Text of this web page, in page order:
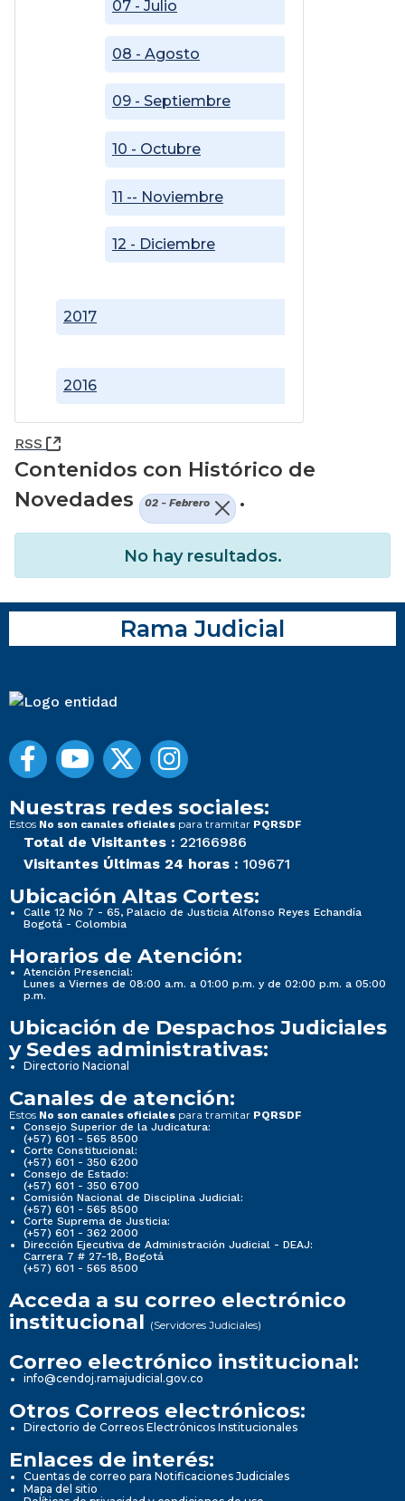
2016
2017
07 - Julio
08 - Agosto
09 - Septiembre
10 - Octubre
11 -- Noviembre
12 - Diciembre
RSS (Abre una nueva ventana)
Contenidos con Histórico de
Novedades
02 - Febrero .
No hay resultados.
Rama Judicial
Nuestras redes sociales:
Estos No son canales oficiales para tramitar PQRSDF
Total de Visitantes : 22166986
Visitantes Últimas 24 horas : 109671
Ubicación Altas Cortes:
Calle 12 No 7 - 65, Palacio de Justicia Alfonso Reyes Echandía
Bogotá - Colombia
Horarios de Atención:
Atención Presencial:
Lunes a Viernes de 08:00 a.m. a 01:00 p.m. y de 02:00 p.m. a 05:00
p.m.
Ubicación de Despachos Judiciales
y Sedes administrativas:
Directorio Nacional
Canales de atención:
Estos No son canales oficiales para tramitar PQRSDF
Consejo Superior de la Judicatura:
(+57) 601 - 565 8500
Corte Constitucional:
(+57) 601 - 350 6200
Consejo de Estado:
(+57) 601 - 350 6700
Comisión Nacional de Disciplina Judicial:
(+57) 601 - 565 8500
Corte Suprema de Justicia:
(+57) 601 - 362 2000
Dirección Ejecutiva de Administración Judicial - DEAJ:
Carrera 7 # 27-18, Bogotá
(+57) 601 - 565 8500
Acceda a su correo electrónico
institucional (Servidores Judiciales)
Correo electrónico institucional:
info@cendoj.ramajudicial.gov.co
Otros Correos electrónicos:
Directorio de Correos Electrónicos Institucionales
Enlaces de interés:
Cuentas de correo para Notificaciones Judiciales
Mapa del sitio